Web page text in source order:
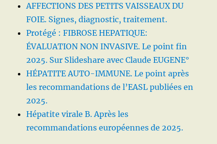
AFFECTIONS DES PETITS VAISSEAUX DU
FOIE. Signes, diagnostic, traitement.
Protégé : FIBROSE HEPATIQUE:
ÉVALUATION NON INVASIVE. Le point fin
2025. Sur Slideshare avec Claude EUGENE°
HÉPATITE AUTO-IMMUNE. Le point après
les recommandations de l’EASL publiées en
2025.
Hépatite virale B. Après les
recommandations européennes de 2025.